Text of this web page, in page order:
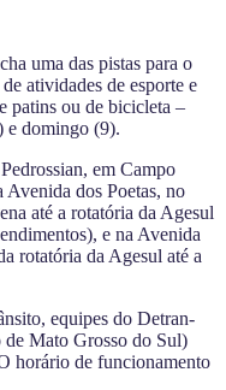
uma das pistas para o
atividades de esporte e
patins ou de bicicleta –
e domingo (9).
em Campo
dos Poetas, no
até a rotatória da Agesul
e na Avenida
rotatória da Agesul até a
equipes do Detran-
Mato Grosso do Sul)
horário de funcionamento